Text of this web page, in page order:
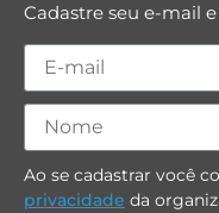
Cadastre seu e-mail
Ao se cadastrar você
privacidade da